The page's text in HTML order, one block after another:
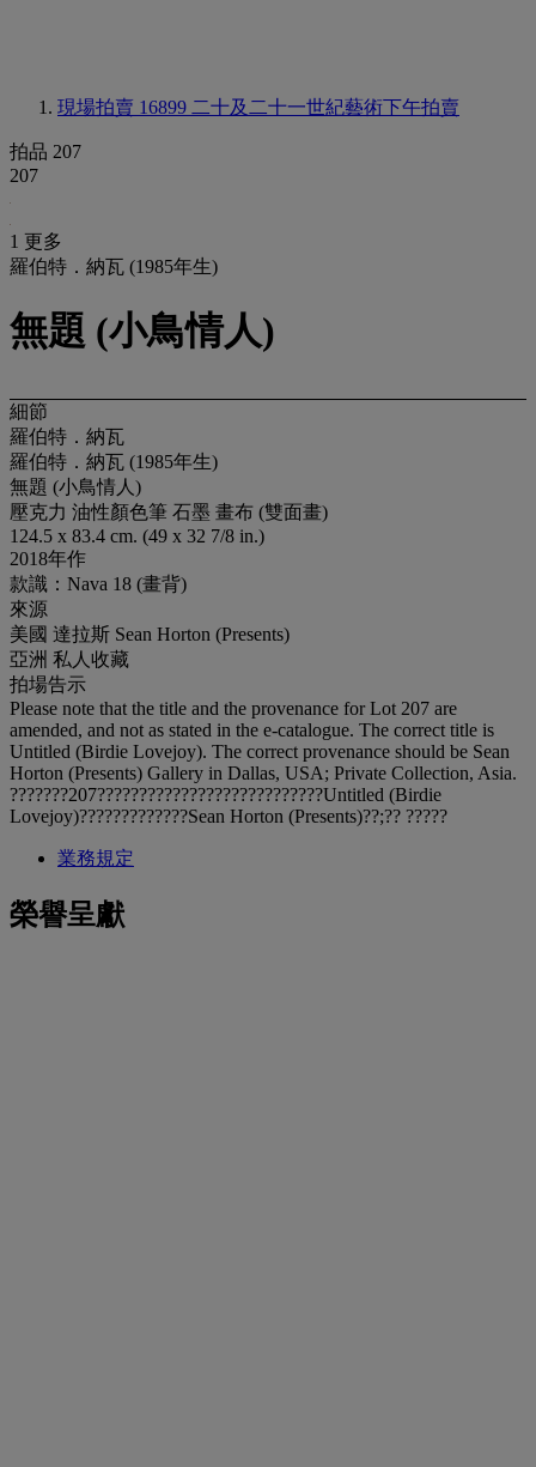
現場拍賣 16899 二十及二十一世紀藝術下午拍賣
拍品 207
207
1 更多
羅伯特．納瓦 (1985年生)
無題 (小鳥情人)
細節
羅伯特．納瓦
羅伯特．納瓦 (1985年生)
無題 (小鳥情人)
壓克力 油性顏色筆 石墨 畫布 (雙面畫)
124.5 x 83.4 cm. (49 x 32 7/8 in.)
2018年作
款識：Nava 18 (畫背)
來源
美國 達拉斯 Sean Horton (Presents)
亞洲 私人收藏
拍場告示
Please note that the title and the provenance for Lot 207 are
amended, and not as stated in the e-catalogue. The correct title is
Untitled (Birdie Lovejoy). The correct provenance should be Sean
Horton (Presents) Gallery in Dallas, USA; Private Collection, Asia.
???????207???????????????????????????Untitled (Birdie
Lovejoy)?????????????Sean Horton (Presents)??;?? ?????
業務規定
榮譽呈獻